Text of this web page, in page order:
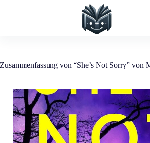
Zusammenfassung von “She’s Not Sorry” von